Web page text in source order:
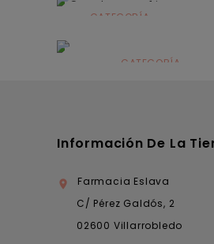
CATEGORÍA
CATEGORÍA
Información De La

Farmacia Eslava
C/ Pérez Galdós, 2
02600 Villarrobledo